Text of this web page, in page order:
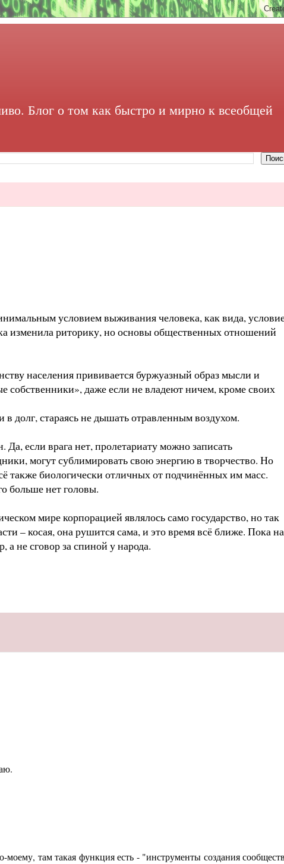
Блог о том как быстро и мирно к всеобщей
условием выживания человека, как вида,
изменила риторику, но основы общественных отношений
населения прививается буржуазный образ мысли и
собственники», даже если не владеют ничем, кроме своих
долг, стараясь не дышать отравленным воздухом.
если врага нет, пролетариату можно записать
могут сублимировать свою энергию в творчество. Но
также биологически отличных от подчинённых им масс.
больше нет головы.
мире корпорацией являлось само государство, но так
– косая, она рушится сама, и это время всё ближе. Пока
не сговор за спиной у народа.
там такая функция есть - "инструменты создания